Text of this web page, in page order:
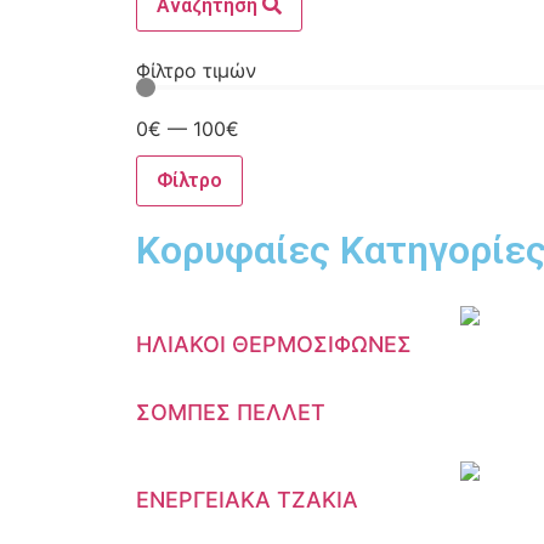
Αναζήτηση
Φίλτρο τιμών
0€ — 100€
Φίλτρο
Κορυφαίες
ΗΛΙΑΚΟΙ ΘΕΡΜΟΣΙΦΩΝΕΣ
ΣΟΜΠΕΣ ΠΕΛΛΕΤ
ΕΝΕΡΓΕΙΑΚΑ ΤΖΑΚΙΑ